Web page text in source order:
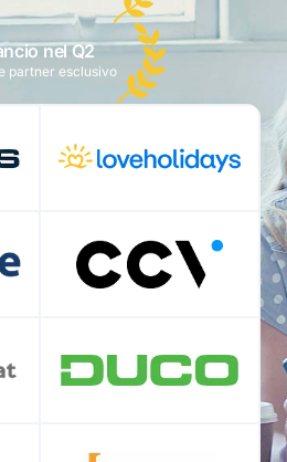
nel Q2
partner esclusivo